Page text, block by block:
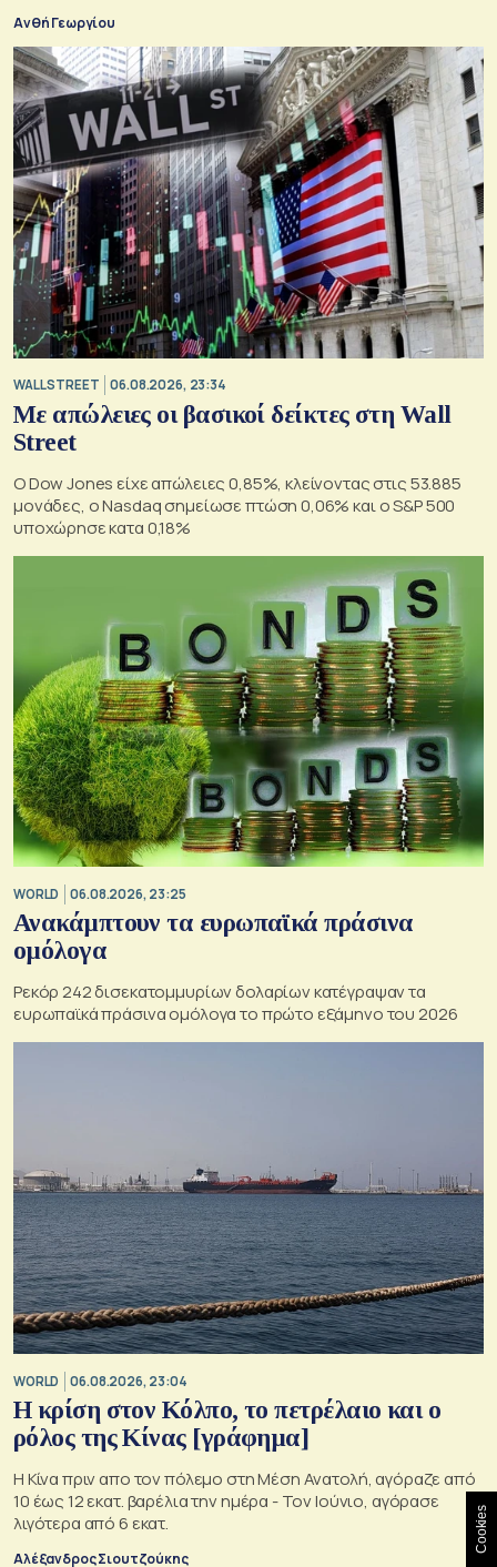
Ανθή Γεωργίου
WALL STREET 06.08.2026, 23:34
Με απώλειες οι βασικοί δείκτες στη Wall
Street
Ο Dow Jones είχε απώλειες 0,85%, κλείνοντας στις 53.885
μονάδες, ο Nasdaq σημείωσε πτώση 0,06% και ο S&P 500
υποχώρησε κατα 0,18%
WORLD 06.08.2026, 23:25
Ανακάμπτουν τα ευρωπαϊκά πράσινα
ομόλογα
Ρεκόρ 242 δισεκατομμυρίων δολαρίων κατέγραψαν τα
ευρωπαϊκά πράσινα ομόλογα το πρώτο εξάμηνο του 2026
WORLD 06.08.2026, 23:04
Η κρίση στoν Κόλπο, το πετρέλαιο και ο
ρόλος της Κίνας [γράφημα]
Η Κίνα πριν απο τον πόλεμο στη Μέση Ανατολή, αγόραζε από
10 έως 12 εκατ. βαρέλια την ημέρα - Τον Ιούνιο, αγόρασε
λιγότερα από 6 εκατ.
Αλέξανδρος Σιουτζούκης
Cookies